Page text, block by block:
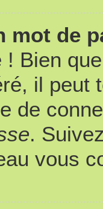
mot de
! Bien
il peut
de
.
vous